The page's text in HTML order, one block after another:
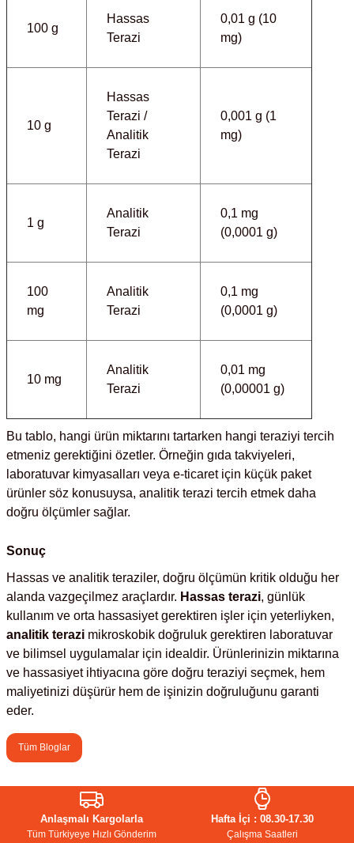
Dolaplar
Cihazları
Cihazları
Titratörler
100 g
Hassas
Terazi
0,01 g (10
mg)
10 g
Hassas
Terazi /
Analitik
Terazi
0,001 g (1
mg)
1 g
Analitik
Terazi
0,1 mg
(0,0001 g)
100
mg
Analitik
Terazi
0,1 mg
(0,0001 g)
10 mg
Analitik
Terazi
0,01 mg
(0,00001 g)
Bu tablo, hangi ürün miktarını tartarken hangi teraziyi tercih
etmeniz gerektiğini özetler. Örneğin gıda takviyeleri,
laboratuvar kimyasalları veya e-ticaret için küçük paket
ürünler söz konusuysa, analitik terazi tercih etmek daha
doğru ölçümler sağlar.
Sonuç
Hassas ve analitik teraziler, doğru ölçümün kritik olduğu her
alanda vazgeçilmez araçlardır. Hassas terazi, günlük
kullanım ve orta hassasiyet gerektiren işler için yeterliyken,
analitik terazi mikroskobik doğruluk gerektiren laboratuvar
ve bilimsel uygulamalar için idealdir. Ürünlerinizin miktarına
ve hassasiyet ihtiyacına göre doğru teraziyi seçmek, hem
maliyetinizi düşürür hem de işinizin doğruluğunu garanti
eder.
Tüm Bloglar
Anlaşmalı Kargolarla
Tüm Türkiyeye Hızlı Gönderim
Hafta İçi : 08.30-17.30
Çalışma Saatleri